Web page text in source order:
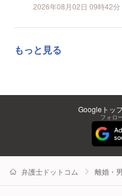
2026年08月02日 09時42分
もっと見る
Googleトッ
フォロ
弁護士ドットコム 離婚・